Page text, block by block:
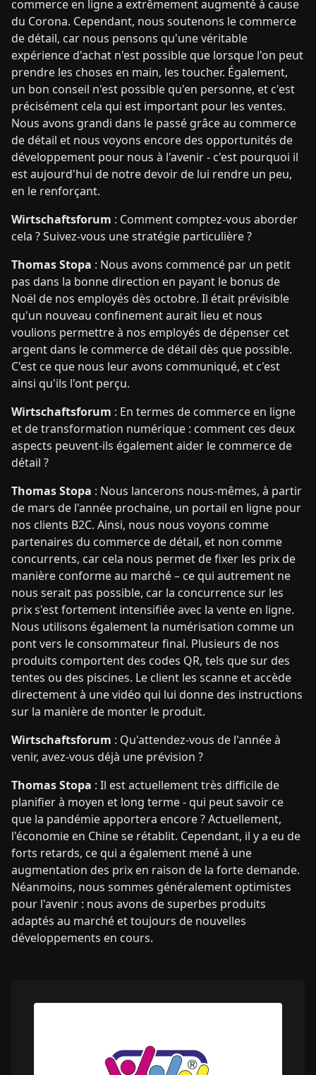
commerce en ligne a extrêmement augmenté à cause
du Corona. Cependant, nous soutenons le commerce
de détail, car nous pensons qu'une véritable
expérience d'achat n'est possible que lorsque l'on peut
prendre les choses en main, les toucher. Également,
un bon conseil n'est possible qu'en personne, et c'est
précisément cela qui est important pour les ventes.
Nous avons grandi dans le passé grâce au commerce
de détail et nous voyons encore des opportunités de
développement pour nous à l'avenir - c'est pourquoi il
est aujourd'hui de notre devoir de lui rendre un peu,
en le renforçant.
Wirtschaftsforum : Comment comptez-vous aborder
cela ? Suivez-vous une stratégie particulière ?
Thomas Stopa : Nous avons commencé par un petit
pas dans la bonne direction en payant le bonus de
Noël de nos employés dès octobre. Il était prévisible
qu'un nouveau confinement aurait lieu et nous
voulions permettre à nos employés de dépenser cet
argent dans le commerce de détail dès que possible.
C'est ce que nous leur avons communiqué, et c'est
ainsi qu'ils l'ont perçu.
Wirtschaftsforum : En termes de commerce en ligne
et de transformation numérique : comment ces deux
aspects peuvent-ils également aider le commerce de
détail ?
Thomas Stopa : Nous lancerons nous-mêmes, à partir
de mars de l'année prochaine, un portail en ligne pour
nos clients B2C. Ainsi, nous nous voyons comme
partenaires du commerce de détail, et non comme
concurrents, car cela nous permet de fixer les prix de
manière conforme au marché – ce qui autrement ne
nous serait pas possible, car la concurrence sur les
prix s'est fortement intensifiée avec la vente en ligne.
Nous utilisons également la numérisation comme un
pont vers le consommateur final. Plusieurs de nos
produits comportent des codes QR, tels que sur des
tentes ou des piscines. Le client les scanne et accède
directement à une vidéo qui lui donne des instructions
sur la manière de monter le produit.
Wirtschaftsforum : Qu'attendez-vous de l'année à
venir, avez-vous déjà une prévision ?
Thomas Stopa : Il est actuellement très difficile de
planifier à moyen et long terme - qui peut savoir ce
que la pandémie apportera encore ? Actuellement,
l'économie en Chine se rétablit. Cependant, il y a eu de
forts retards, ce qui a également mené à une
augmentation des prix en raison de la forte demande.
Néanmoins, nous sommes généralement optimistes
pour l'avenir : nous avons de superbes produits
adaptés au marché et toujours de nouvelles
développements en cours.